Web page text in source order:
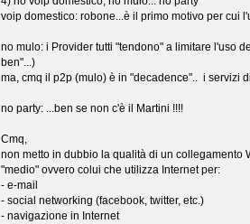
voip domestico: robone...è il primo motivo per cui
no mulo: i Provider tutti "tendono" a limitare l'uso
ben"...)
ma, cmq il p2p (mulo) è in "decadence".. i servizi
no party: ...ben se non c'è il Martini !!!!
Cmq,
non metto in dubbio la qualità di un collegamento
"medio" ovvero colui che utilizza Internet per:
- e-mail
- social networking (facebook, twitter, etc.)
- navigazione in Internet